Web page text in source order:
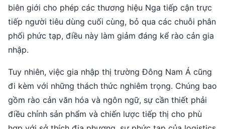
biên giới cho phép các thương hiệu Nga tiếp cận trực
tiếp người tiêu dùng cuối cùng, bỏ qua các chuỗi phân
phối phức tạp, điều này làm giảm đáng kể rào cản gia
nhập.
Tuy nhiên, việc gia nhập thị trường Đông Nam Á cũng
đi kèm với những thách thức nghiêm trọng. Chúng bao
gồm rào cản văn hóa và ngôn ngữ, sự cần thiết phải
điều chỉnh sản phẩm và chiến lược tiếp thị cho phù